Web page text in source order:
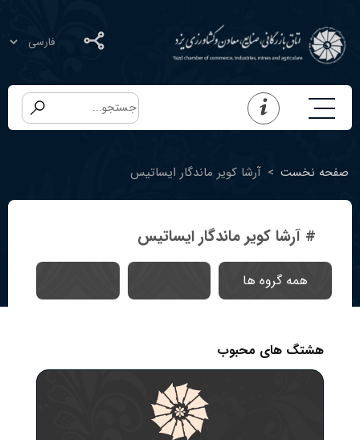
صفحه نخست > آرشا کویر ماندگار ایساتیس
# آرشا کویر ماندگار ایساتیس
همه گروه ها
هشتگ های محبوب